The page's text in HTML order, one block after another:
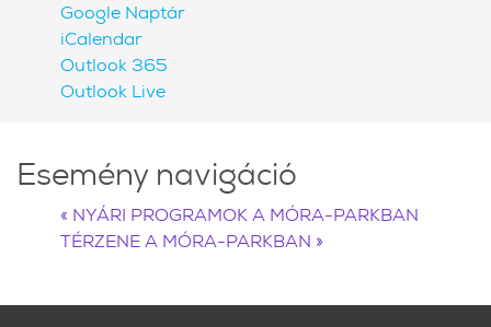
Google Naptár
iCalendar
Outlook 365
Outlook Live
Esemény navigáció
« NYÁRI PROGRAMOK A MÓRA-PARKBAN
TÉRZENE A MÓRA-PARKBAN »